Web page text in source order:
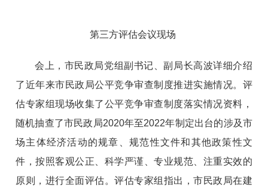
第三方评估会议现场
会上，市民政局党组副书记、副局长高波详细介绍
了近年来市民政局公平竞争审查制度推进实施情况。评
估专家组现场收集了公平竞争审查制度落实情况资料，
随机抽查了市民政局2020年至2022年制定出台的涉及市
场主体经济活动的规章、规范性文件和其他政策性文
件，按照客观公正、科学严谨、专业规范、注重实效的
原则，进行全面评估。评估专家组指出，市民政局在建